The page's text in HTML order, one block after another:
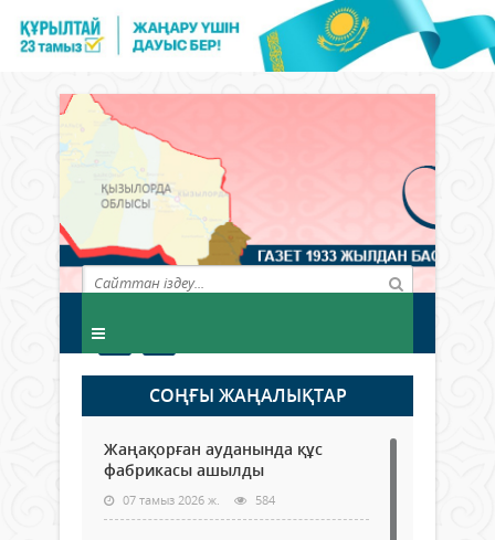
СОҢҒЫ ЖАҢАЛЫҚТАР
Жаңақорған ауданында құс
фабрикасы ашылды
07 тамыз 2026 ж. 584